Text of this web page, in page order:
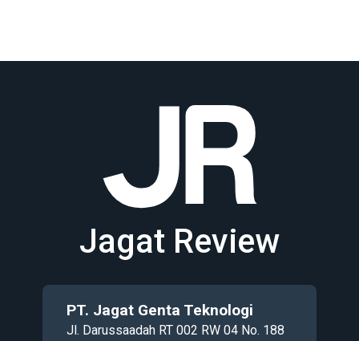
Jagat Review
PT. Jagat Genta Teknologi
Jl. Darussaadah RT 002 RW 04 No. 188